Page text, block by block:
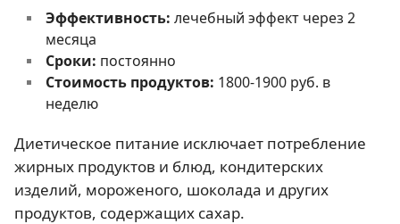
Эффективность: лечебный эффект через 2
месяца
Сроки: постоянно
Стоимость продуктов: 1800-1900 руб. в
неделю
Диетическое питание исключает потребление
жирных продуктов и блюд, кондитерских
изделий, мороженого, шоколада и других
продуктов, содержащих сахар.